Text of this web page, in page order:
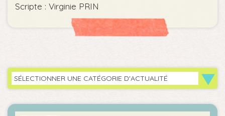
Scripte : Virginie PRIN
SÉLECTIONNER UNE CATÉGORIE D'ACTUALITÉ